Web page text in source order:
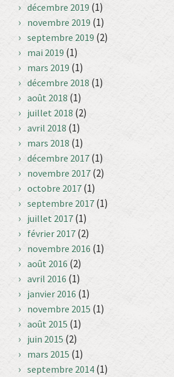
décembre 2019 (1)
novembre 2019 (1)
septembre 2019 (2)
mai 2019 (1)
mars 2019 (1)
décembre 2018 (1)
août 2018 (1)
juillet 2018 (2)
avril 2018 (1)
mars 2018 (1)
décembre 2017 (1)
novembre 2017 (2)
octobre 2017 (1)
septembre 2017 (1)
juillet 2017 (1)
février 2017 (2)
novembre 2016 (1)
août 2016 (2)
avril 2016 (1)
janvier 2016 (1)
novembre 2015 (1)
août 2015 (1)
juin 2015 (2)
mars 2015 (1)
septembre 2014 (1)